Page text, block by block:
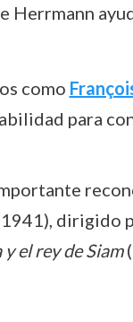
Herrmann
como
para
dirigido
y el rey de Siam